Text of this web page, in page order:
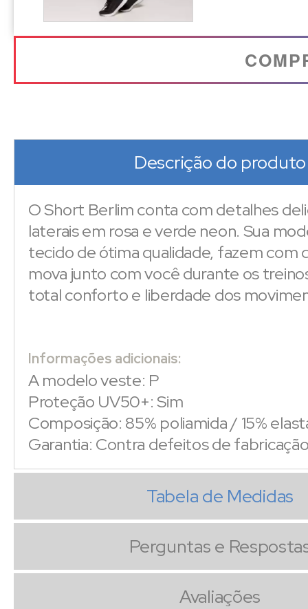
Descrição do produto
O Short Berlim conta com detalhes
laterais em rosa e verde neon. Sua
tecido de ótima qualidade, fazem com
mova junto com você durante os
total conforto e liberdade dos
Informações adicionais:
A modelo veste: P
Proteção UV50+: Sim
Composição: 85% poliamida / 15%
Garantia: Contra defeitos de
Tabela de Medidas
Perguntas e
Avaliações